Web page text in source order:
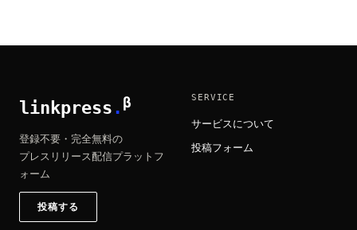
linkpress . β
登録不要・完全無料の
プレスリリース配信プラットフ
ォーム
投稿する
SERVICE
サービスについて
投稿フォーム